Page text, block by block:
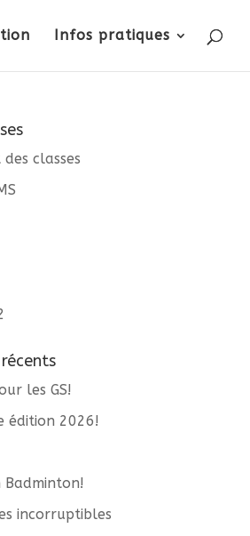
Infos pratiques
classes
les GS!
édition 2026!
incorruptibles